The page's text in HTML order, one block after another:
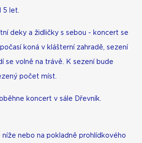
5 let.
deky a židličky s sebou - koncert se
koná v klášterní zahradě, sezení
se volně na trávě. K sezení bude
počet míst.
koncert v sále Dřevník.
níže nebo na pokladně prohlídkového